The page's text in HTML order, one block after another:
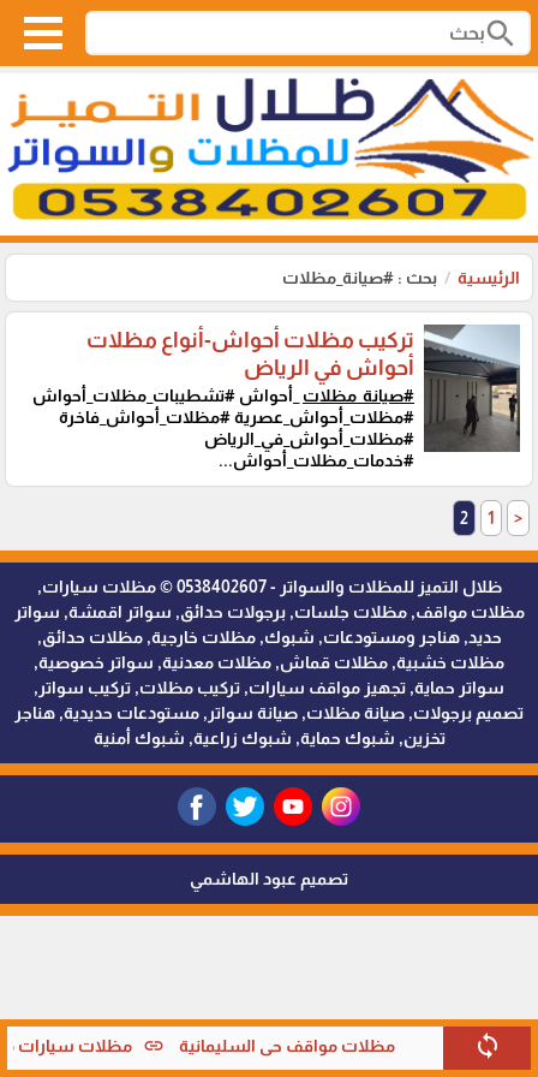
search
الرئيسية بحث : #صيانة_مظلات
sync مظلات مواقف حي السليمانية link مظلات سيارات
تركيب مظلات أحواش-أنواع مظلات
أحواش في الرياض
#صيانة_مظلات _أحواش #تشطيبات_مظلات_أحواش
#مظلات_أحواش_عصرية #مظلات_أحواش_فاخرة
#مظلات_أحواش_في_الرياض
#خدمات_مظلات_أحواش...
<
1
2
ظلال التميز للمظلات والسواتر - 0538402607 © مظلات سيارات,
مظلات مواقف, مظلات جلسات, برجولات حدائق, سواتر اقمشة, سواتر
حديد, هناجر ومستودعات, شبوك, مظلات خارجية, مظلات حدائق,
مظلات خشبية, مظلات قماش, مظلات معدنية, سواتر خصوصية,
سواتر حماية, تجهيز مواقف سيارات, تركيب مظلات, تركيب سواتر,
تصميم برجولات, صيانة مظلات, صيانة سواتر, مستودعات حديدية, هناجر
تخزين, شبوك حماية, شبوك زراعية, شبوك أمنية
تصميم عبود الهاشمي